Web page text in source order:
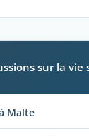
sur la vie
Malte